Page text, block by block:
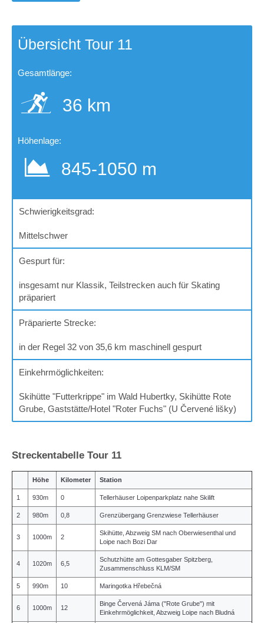
Übersicht Tour 11
Gesamtlänge:
36 km
Höhenlage:
845-1050 m
Schwierigkeitsgrad:
Mittelschwer
Gespurt für:
insgesamt nur Klassik, Teilstrecken auch für Skating
präpariert
Präparierte Strecke:
in der Regel 32 von 35,6 km maschinell gespurt
Einkehrmöglichkeiten:
Skihütte "Futterkrippe" im Wald Hubertky, Skihütte Rote
Grube, Gaststätte/Hotel "Roter Fuchs" (U Červené lišky)
Streckentabelle Tour 11
Höhe Kilometer Station
1 930m 0 Tellerhäuser Loipenparkplatz nahe Skilift
2 980m 0,8 Grenzübergang Grenzwiese Tellerhäuser
3 1000m 2
Skihütte, Abzweig SM nach Oberwiesenthal und
Loipe nach Bozi Dar
4 1020m 6,5
Schutzhütte am Gottesgaber Spitzberg,
Zusammenschluss KLM/SM
5 990m 10 Maringotka Hřebečná
6 1000m 12
Binge Červená Jáma ("Rote Grube") mit
Einkehrmöglichkeit, Abzweig Loipe nach Bludná